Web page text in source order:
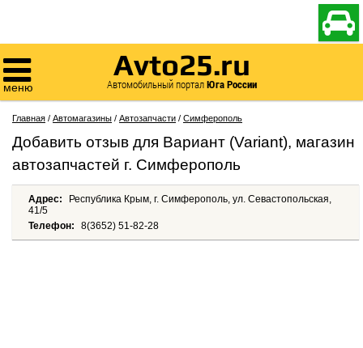


меню
Avto25.ru
Автомобильный порталЮга России
Главная / Автомагазины / Автозапчасти / Симферополь
Добавить отзыв для Вариант (Variant), магазин
автозапчастей г. Симферополь
Адрес:
Республика Крым, г. Симферополь, ул. Севастопольская,
41/5
Телефон:
8(3652) 51-82-28